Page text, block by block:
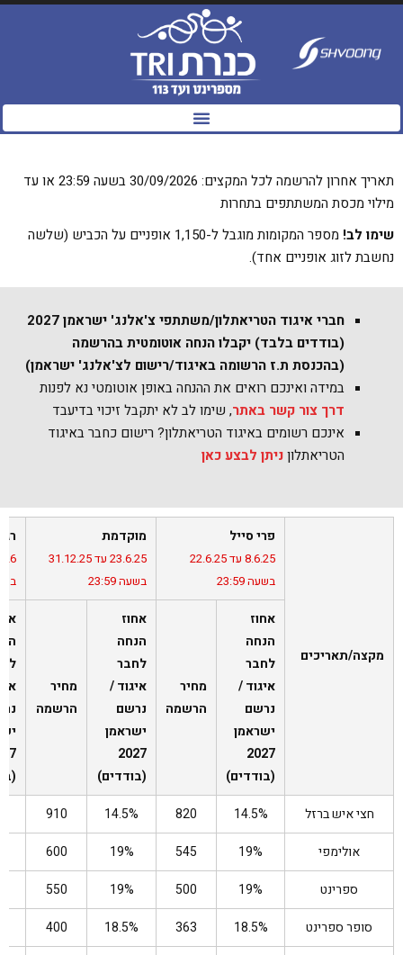
תאריך אחרון להרשמה לכל המקצים: 30/09/2026 בשעה 23:59 או עד
מילוי מכסת המשתתפים בתחרות
שימו לב!
מספר המקומות מוגבל ל-1,150 אופניים על הכביש (שלשה
נחשבת לזוג אופניים אחד).
חברי איגוד הטריאתלון/משתתפי צ'אלנג' ישראמן 2027
(בודדים בלבד) יקבלו הנחה אוטומטית בהרשמה
(בהכנסת ת.ז הרשומה באיגוד/רישום לצ'אלנג' ישראמן)
במידה ואינכם רואים את ההנחה באופן אוטומטי נא לפנות
דרך צור קשר באתר, שימו לב לא יתקבל זיכוי בדיעבד
אינכם רשומים באיגוד הטריאתלון? רישום כחבר באיגוד
הטריאתלוןניתן לבצע כאן
מקצה/תאריכים
פרי סייל
8.6.25 עד 22.6.25
בשעה 23:59
מוקדמת
23.6.25 עד 31.12.25
בשעה 23:59
אחוז
הנחה
לחבר
איגוד /
נרשם
ישראמן
2027
(בודדים)
מחיר
הרשמה
אחוז
הנחה
לחבר
איגוד /
נרשם
ישראמן
2027
(בודדים)
מחיר
הרשמה
חצי איש ברזל
14.5%
820
14.5%
910
אולימפי
19%
545
19%
600
ספרינט
19%
500
19%
550
סופר ספרינט
18.5%
363
18.5%
400